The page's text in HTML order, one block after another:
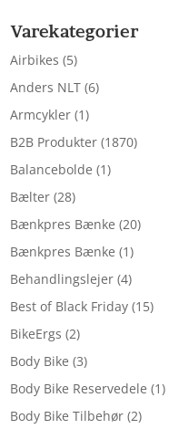
Varekategorier
Airbikes (5)
Anders NLT (6)
Armcykler (1)
B2B Produkter (1870)
Balancebolde (1)
Bælter (28)
Bænkpres Bænke (20)
Bænkpres Bænke (1)
Behandlingslejer (4)
Best of Black Friday (15)
BikeErgs (2)
Body Bike (3)
Body Bike Reservedele (1)
Body Bike Tilbehør (2)